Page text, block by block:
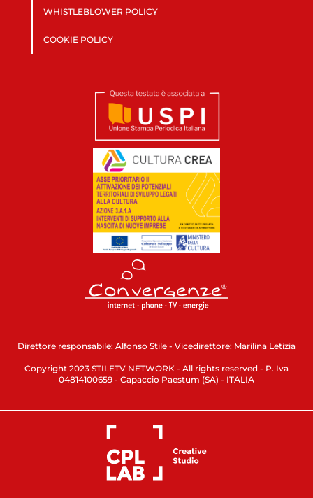
WHISTLEBLOWER POLICY
COOKIE POLICY
Direttore responsabile: Alfonso Stile - Vicedirettore: Marilina Letizia
Copyright 2023 STILETV NETWORK - All rights reserved - P. Iva
04814100659 - Capaccio Paestum (SA) - ITALIA